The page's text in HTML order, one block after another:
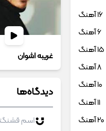
غریبه اشوان
دیدگاه‌ها
16 آهنگ
6 آهنگ
15 آهنگ
8 آهنگ
10 آهنگ
11 آهنگ
20 آهنگ